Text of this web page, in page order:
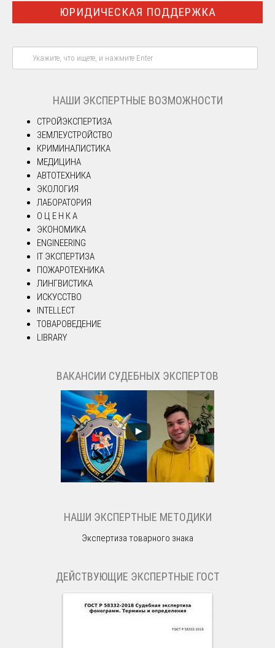
ЮРИДИЧЕСКАЯ ПОДДЕРЖКА
НАШИ ЭКСПЕРТНЫЕ ВОЗМОЖНОСТИ
СТРОЙЭКСПЕРТИЗА
ЗЕМЛЕУСТРОЙСТВО
КРИМИНАЛИСТИКА
МЕДИЦИНА
АВТОТЕХНИКА
ЭКОЛОГИЯ
ЛАБОРАТОРИЯ
О Ц Е Н К А
ЭКОНОМИКА
ENGINEERING
IT ЭКСПЕРТИЗА
ПОЖАРОТЕХНИКА
ЛИНГВИСТИКА
ИСКУССТВО
INTELLECT
ТОВАРОВЕДЕНИЕ
LIBRARY
ВАКАНСИИ СУДЕБНЫХ ЭКСПЕРТОВ
НАШИ ЭКСПЕРТНЫЕ МЕТОДИКИ
Экспертиза товарного знака
ДЕЙСТВУЮЩИЕ ЭКСПЕРТНЫЕ ГОСТ